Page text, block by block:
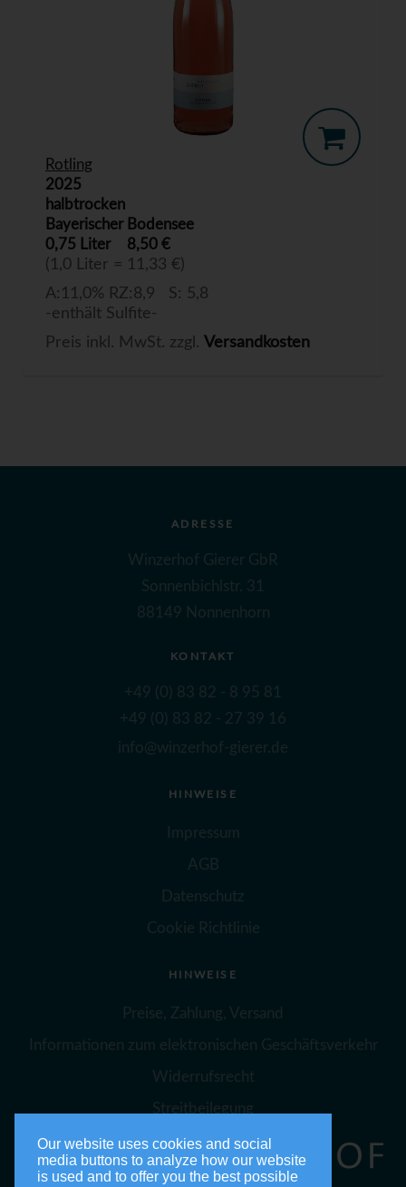
Rotling
2025
halbtrocken
Bayerischer Bodensee
0,75 Liter
8,50 €
(1,0 Liter = 11,33 €)
A:11,0% RZ:8,9 S: 5,8
-enthält Sulfite-
Preis inkl. MwSt. zzgl. Versandkosten
ADRESSE
Winzerhof Gierer GbR
Sonnenbichlstr. 31
88149 Nonnenhorn
KONTAKT
+49 (0) 83 82 - 8 95 81
+49 (0) 83 82 - 27 39 16
info@winzerhof-gierer.de
HINWEISE
Impressum
AGB
Datenschutz
Cookie Richtlinie
HINWEISE
Preise, Zahlung, Versand
Informationen zum elektronischen Geschäftsverkehr
Widerrufsrecht
Streitbeilegung
Our website uses cookies and social
media buttons to analyze how our website
is used and to offer you the best possible